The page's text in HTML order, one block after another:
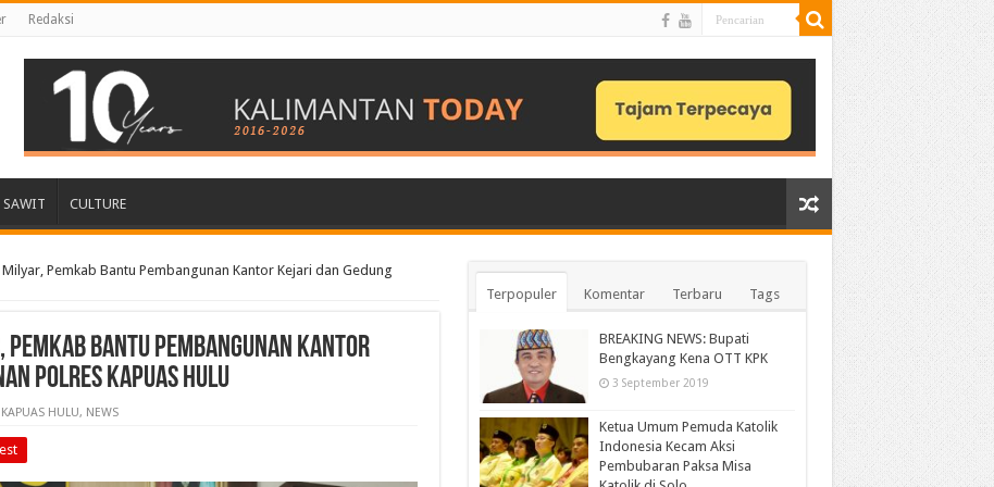
Redaksi
SAWIT CULTURE
Pemkab Bantu Pembangunan Kantor Kejari dan Gedung
Bantu Pembangunan Kantor
Polres Kapuas Hulu
KAPUAS HULU, NEWS
Terpopuler Komentar Terbaru Tags
BREAKING NEWS: Bupati
Bengkayang Kena OTT KPK
3 September 2019
Ketua Umum Pemuda Katolik
Indonesia Kecam Aksi
Pembubaran Paksa Misa